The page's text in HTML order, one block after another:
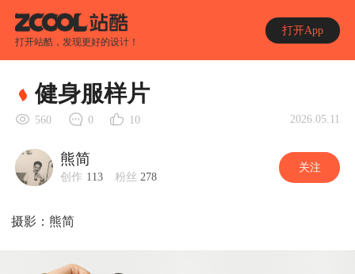
打开站酷，发现更好的设计！
打开App
健身服样片
560 0 10 2026.05.11
熊简
创作 113 粉丝 278
关注
摄影：熊简